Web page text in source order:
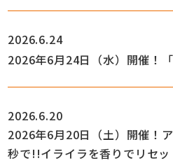
2026.6.24
2026年6月24日（水）開催！「
2026.6.20
2026年6月20日（土）開催！
秒で!!イライラを香りでリセ